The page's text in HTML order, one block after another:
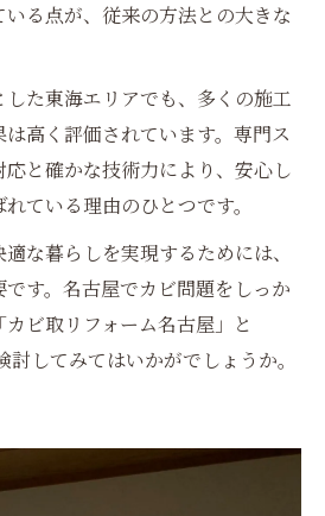
いる点が、従来の方法との大きな
た東海エリアでも、多くの施工
高く評価されています。専門ス
と確かな技術力により、安心し
ている理由のひとつです。
な暮らしを実現するためには、
す。名古屋でカビ問題をしっか
ビ取リフォーム名古屋」と
してみてはいかがでしょうか。